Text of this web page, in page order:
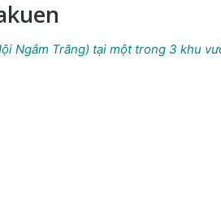
Ngắm Trăng) tại một trong 3 khu